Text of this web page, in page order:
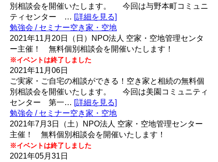
別相談会を開催いたします。 今回は与野本町コミュニ
ティセンター … [詳細を見る]
勉強会 / セミナー空き家・空地
2021年11月20日（日）NPO法人 空家・空地管理センタ
ー主催！ 無料個別相談会を開催いたします！
※イベントは終了しました
2021年11月06日
ご実家・ご自宅の相談ができる！空き家と相続の無料個
別相談会を開催いたします。 今回は美園コミュニティ
センター 第一… [詳細を見る]
勉強会 / セミナー空き家・空地
2021年7月3日（土）NPO法人 空家・空地管理センター
主催！ 無料個別相談会を開催いたします！
※イベントは終了しました
2021年05月31日